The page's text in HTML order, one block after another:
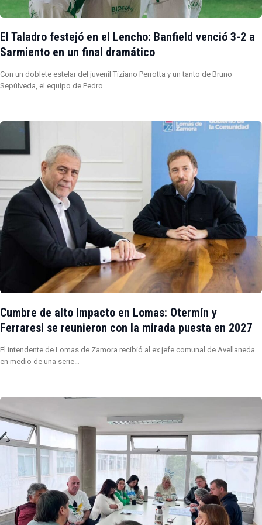
El Taladro festejó en el Lencho: Banfield venció 3-2 a
Sarmiento en un final dramático
Con un doblete estelar del juvenil Tiziano Perrotta y un tanto de Bruno
Sepúlveda, el equipo de Pedro…
Cumbre de alto impacto en Lomas: Otermín y
Ferraresi se reunieron con la mirada puesta en 2027
El intendente de Lomas de Zamora recibió al ex jefe comunal de Avellaneda
en medio de una serie…